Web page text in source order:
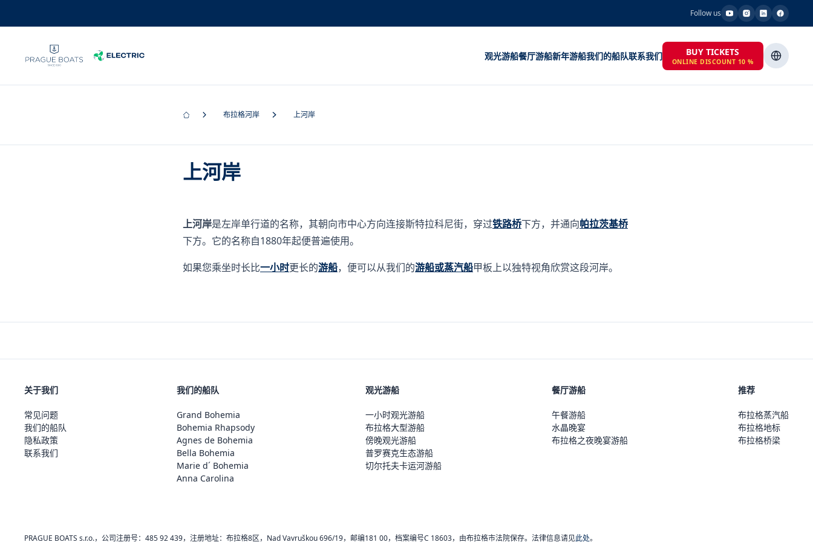
Follow us
观光游船餐厅游船新年游船我们的船队联系我们 BUY TICKETS
ONLINE DISCOUNT 10 %
布拉格河岸 上河岸
上河岸
上河岸是左岸单行道的名称，其朝向市中心方向连接斯特拉科尼街，穿过铁路桥下方，并通向帕拉茨基桥
下方。它的名称自1880年起便普遍使用。
如果您乘坐时长比一小时更长的游船，便可以从我们的游船或蒸汽船甲板上以独特视角欣赏这段河岸。
关于我们
常见问题
我们的船队
隐私政策
联系我们
我们的船队
Grand Bohemia
Bohemia Rhapsody
Agnes de Bohemia
Bella Bohemia
Marie d´ Bohemia
Anna Carolina
观光游船
一小时观光游船
布拉格大型游船
傍晚观光游船
普罗赛克生态游船
切尔托夫卡运河游船
餐厅游船
午餐游船
水晶晚宴
布拉格之夜晚宴游船
推荐
布拉格蒸汽船
布拉格地标
布拉格桥梁
PRAGUE BOATS s.r.o.，公司注册号：485 92 439，注册地址：布拉格8区，Nad Vavruškou 696/19，邮编181 00，档案编号C 18603，由布拉格市法院保存。法律信息请见此处。